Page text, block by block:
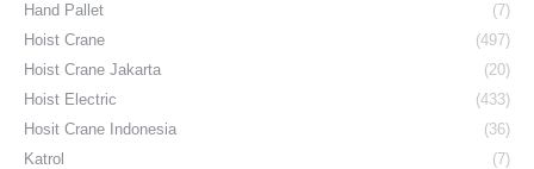
Hand Pallet
(7)
Hoist Crane
(497)
Hoist Crane Jakarta
(20)
Hoist Electric
(433)
Hosit Crane Indonesia
(36)
Katrol
(7)